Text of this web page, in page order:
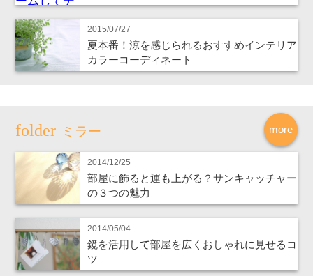
2015/07/27
夏本番！涼を感じられるおすすめインテリア
カラーコーディネート
more
ミラー
2014/12/25
部屋に飾ると運も上がる？サンキャッチャー
の３つの魅力
2014/05/04
鏡を活用して部屋を広くおしゃれに見せるコ
ツ